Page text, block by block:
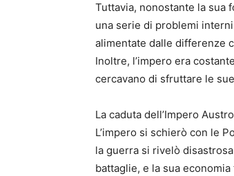
Tuttavia, nonostante la sua
una serie di problemi
alimentate dalle differenze
Inoltre, l’impero era
cercavano di sfruttare le
La caduta dell’Impero
L’impero si schierò con le
la guerra si rivelò
battaglie, e la sua